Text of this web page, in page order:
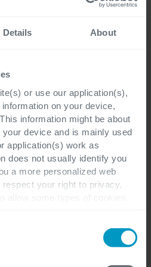
Details About
or use our application(s),
on your device,
information might be about
device and is mainly used
application(s) work as
does not usually identify you
a more personalized web
your right to privacy,
you should be aware that
elements may be impacted
gruppo verso
job.
possiamo
esperti ti aiuteranno.